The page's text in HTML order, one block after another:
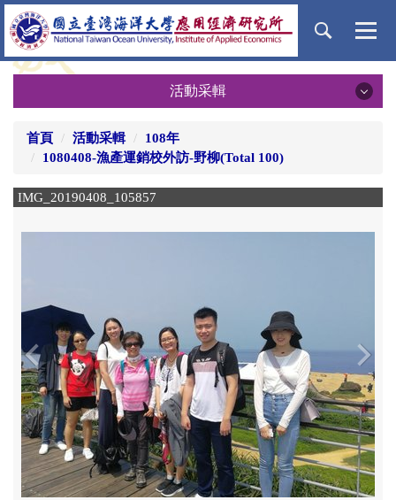
跳
到
主
要
容
活動采輯
114年
111年
110年
109年
首頁 活動采輯
108年
1080408-漁產運銷校外訪-野柳(Total 100)
‹ ›
IMG_20190408_105857